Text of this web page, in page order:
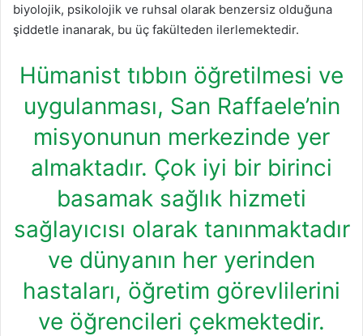
biyolojik, psikolojik ve ruhsal olarak benzersiz olduğuna
şiddetle inanarak, bu üç fakülteden ilerlemektedir.
Hümanist tıbbın öğretilmesi ve
uygulanması, San Raffaele’nin
misyonunun merkezinde yer
almaktadır. Çok iyi bir birinci
basamak sağlık hizmeti
sağlayıcısı olarak tanınmaktadır
ve dünyanın her yerinden
hastaları, öğretim görevlilerini
ve öğrencileri çekmektedir.